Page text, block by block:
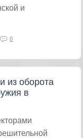
и
0
из оборота
в